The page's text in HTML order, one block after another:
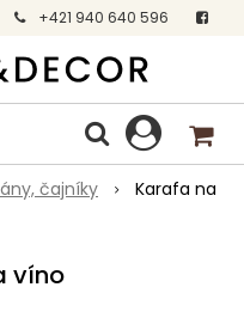
+421 940 640 596
čajníky
Karafa na
víno